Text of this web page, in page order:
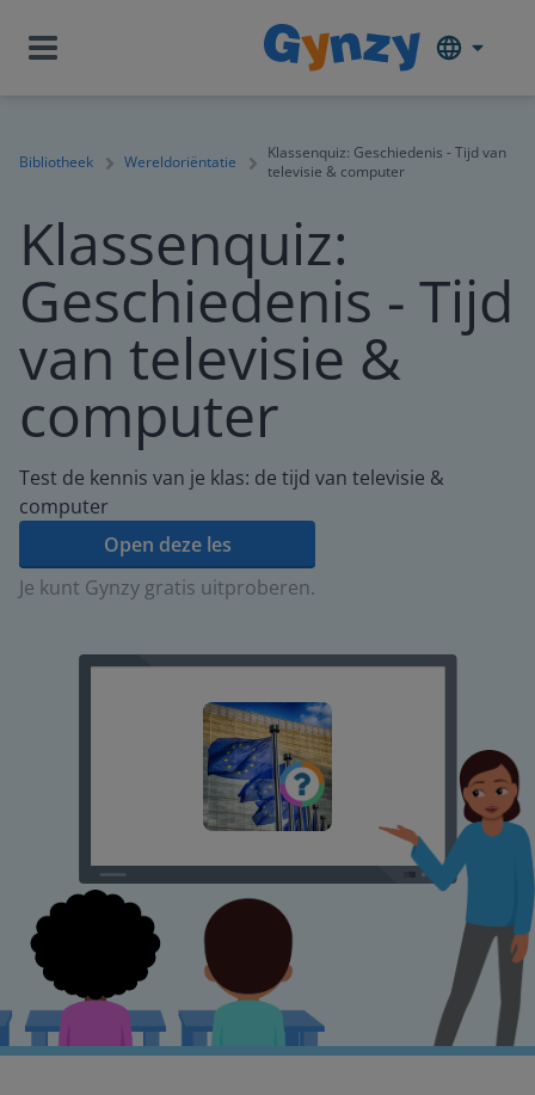
Bibliotheek Wereldoriëntatie
Klassenquiz: Geschiedenis - Tijd van
televisie & computer
Klassenquiz:
Geschiedenis - Tijd
van televisie &
computer
Test de kennis van je klas: de tijd van televisie &
computer
Open deze les
Je kunt Gynzy gratis uitproberen.